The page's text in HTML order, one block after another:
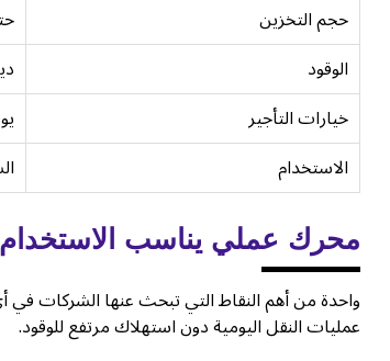
حجم التخزين
حتى
الوقود
خيارات التأجير
الاستخدام
محرك عملي يناسب
واحدة من أهم النقاط التي تبحث عنها الشركات في
عمليات النقل اليومية دون استهلاك مرتفع للوقود.